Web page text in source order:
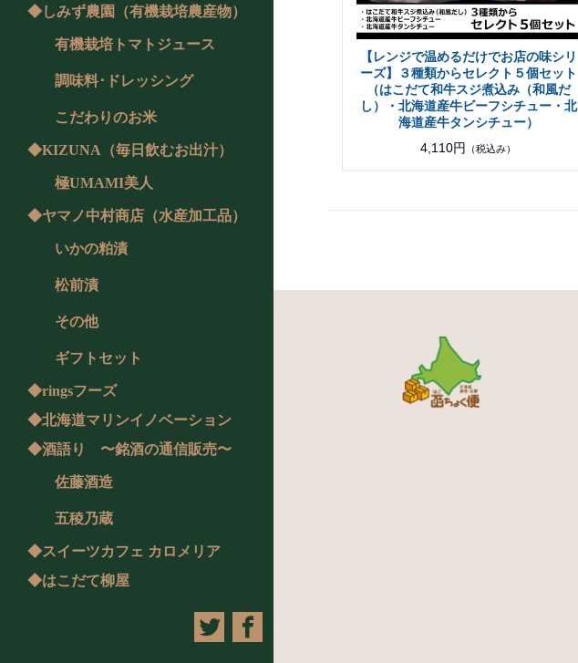
◆しみず農園（有機栽培農産物）
有機栽培トマトジュース
調味料･ドレッシング
こだわりのお米
◆KIZUNA（毎日飲むお出汁）
極UMAMI美人
◆ヤマノ中村商店（水産加工品）
いかの粕漬
松前漬
その他
ギフトセット
◆ringsフーズ
◆北海道マリンイノベーション
◆酒語り 〜銘酒の通信販売〜
佐藤酒造
五稜乃蔵
◆スイーツカフェ カロメリア
◆はこだて柳屋
【レンジで温めるだけでお店の味シリ
ーズ】３種類からセレクト５個セット
（はこだて和牛スジ煮込み（和風だ
し）・北海道産牛ビーフシチュー・北
海道産牛タンシチュー）
4,110円
（税込み）